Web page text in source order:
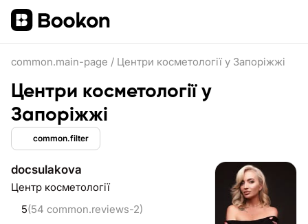
common.main-page / Центри косметології у Запоріжжі
Центри косметології у
Запоріжжі
common.filter
docsulakova
Центр косметології
5(54 common.reviews-2)